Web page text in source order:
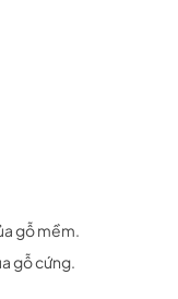
gỗ mềm.
gỗ cứng.